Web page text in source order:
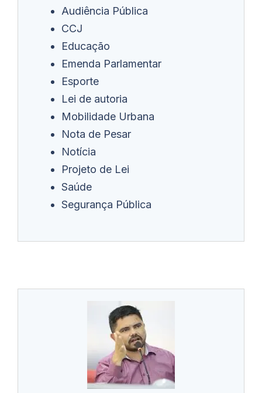
Audiência Pública
CCJ
Educação
Emenda Parlamentar
Esporte
Lei de autoria
Mobilidade Urbana
Nota de Pesar
Notícia
Projeto de Lei
Saúde
Segurança Pública